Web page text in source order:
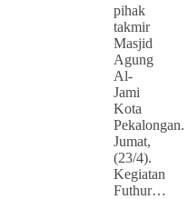
pihak
takmir
Masjid
Agung
Al-
Jami
Kota
Pekalongan.
Jumat,
(23/4).
Kegiatan
Futhur…